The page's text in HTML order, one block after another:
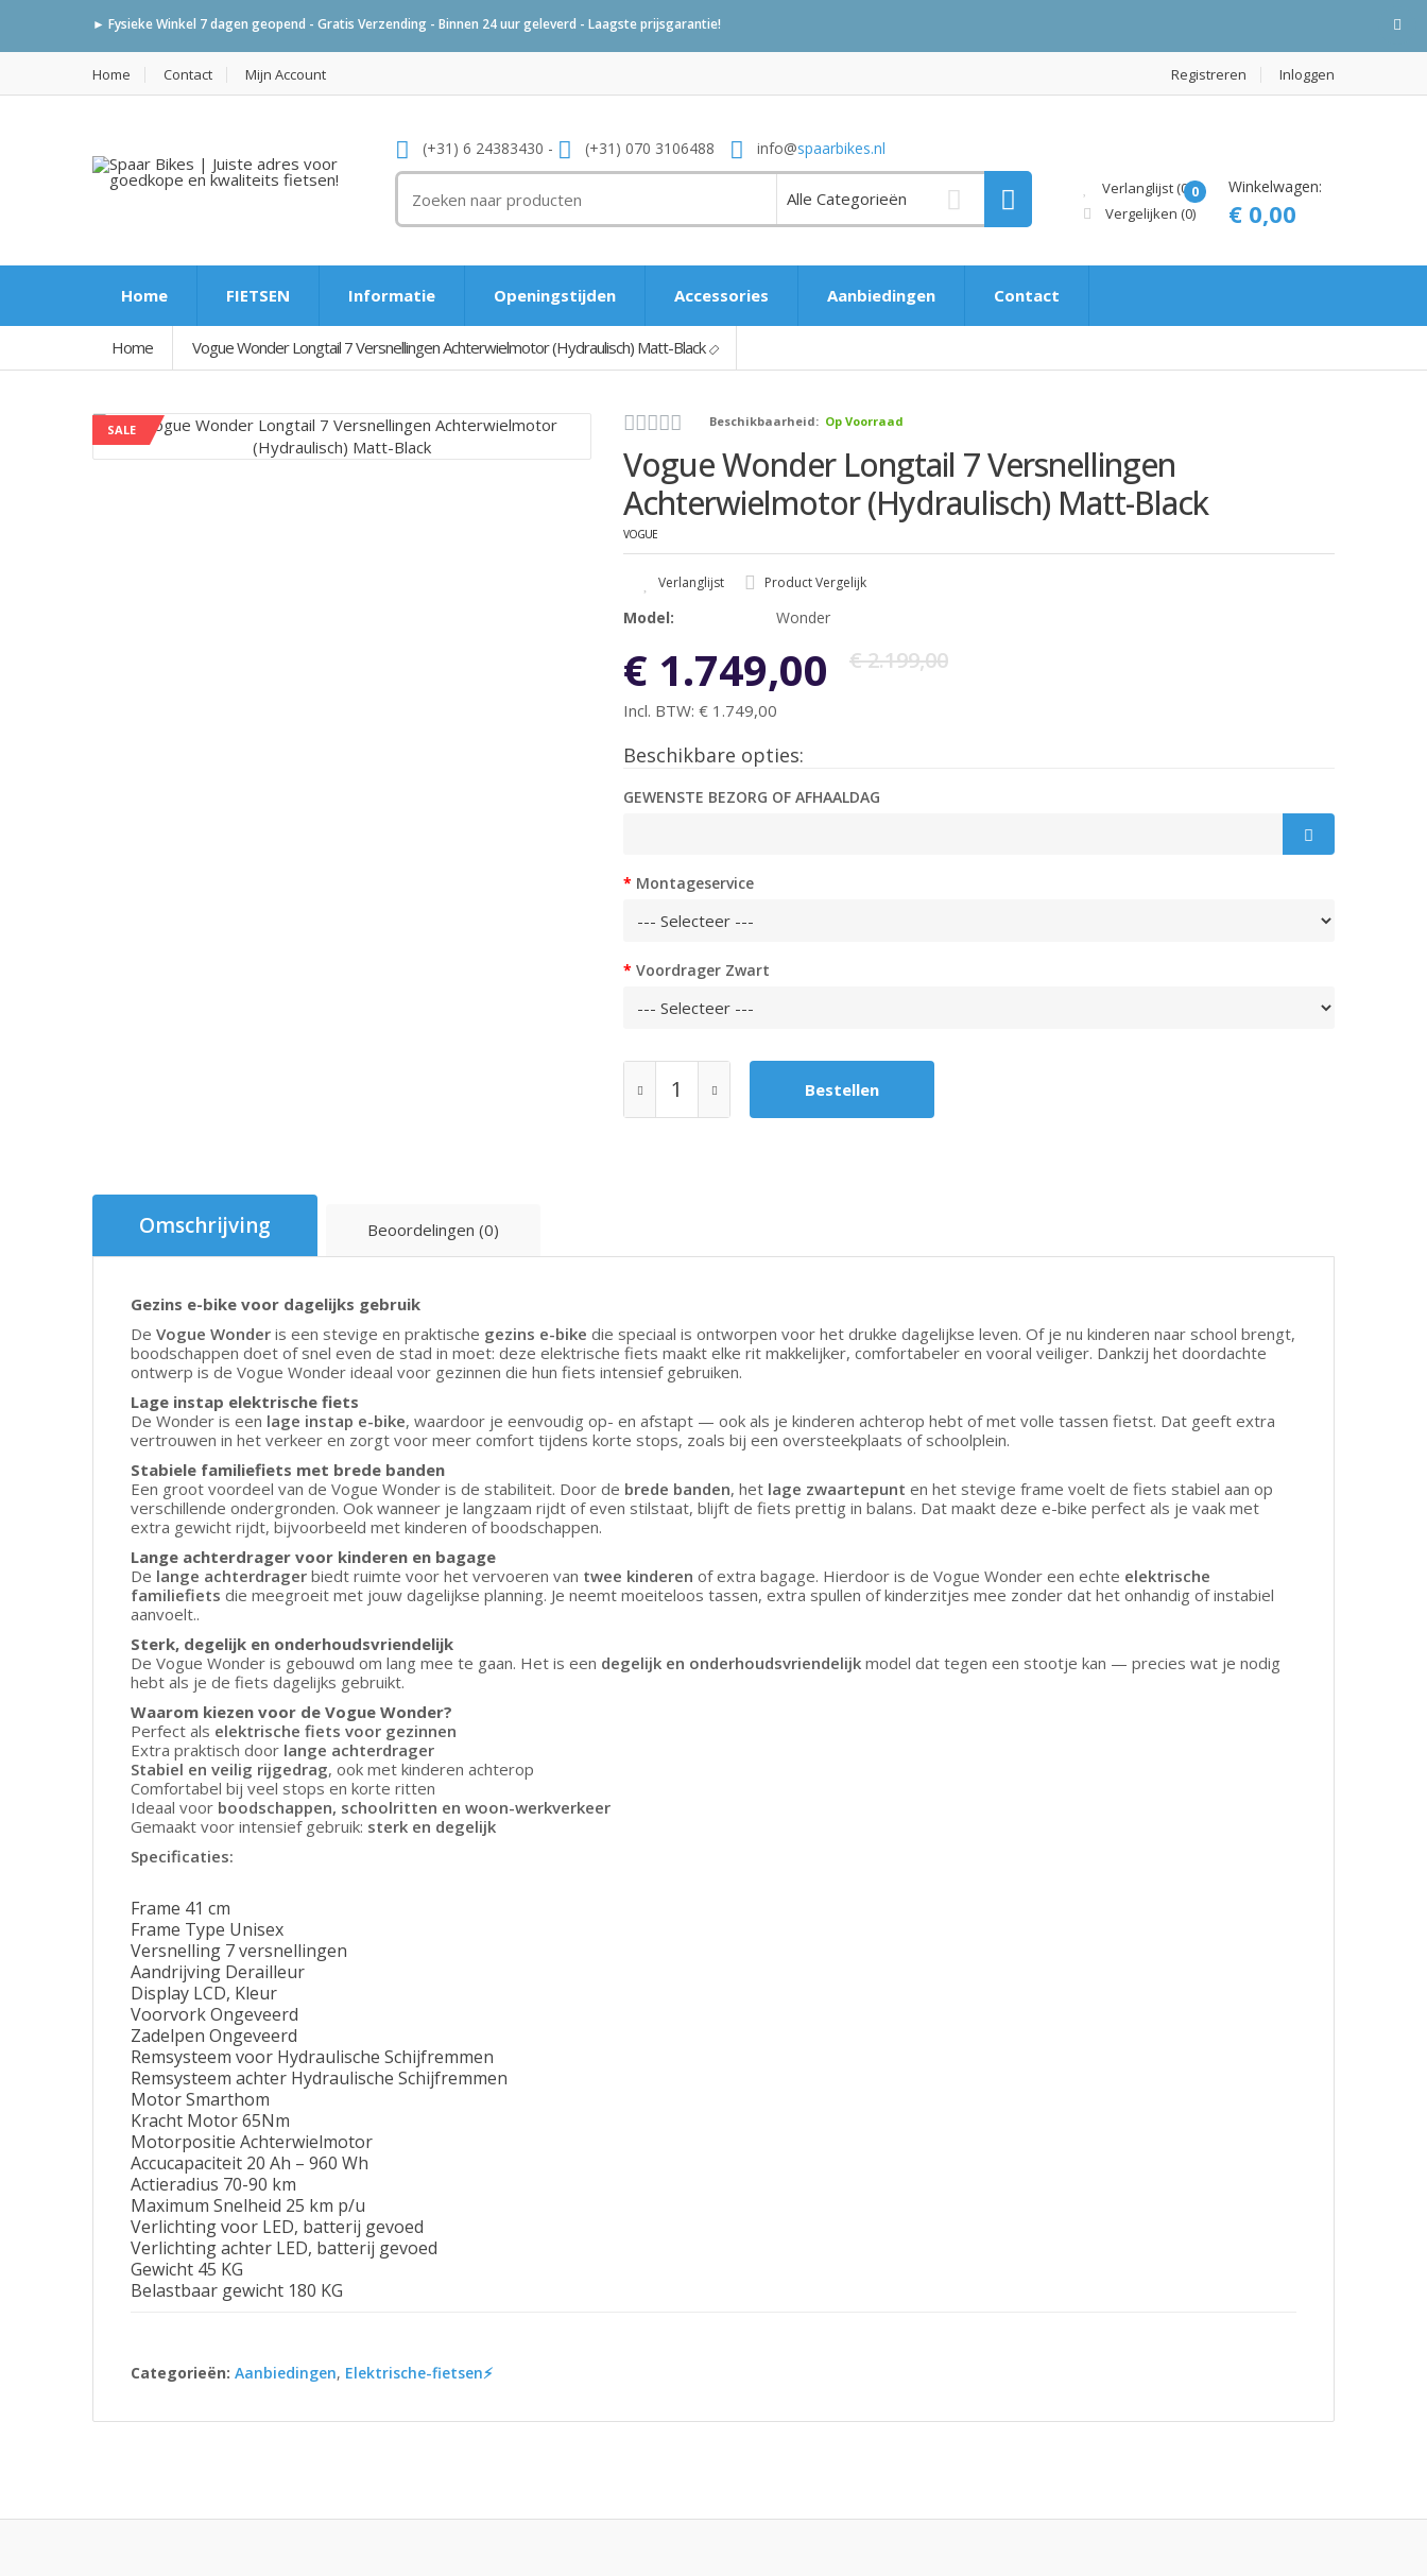
► Fysieke Winkel 7 dagen geopend - Gratis Verzending - Binnen 24 uur geleverd - Laagste prijsgarantie!
Home Contact Mijn Account Registreren Inloggen
(+31) 6 24383430 - (+31) 070 3106488 info@spaarbikes.nl
Verlanglijst (0)
Vergelijken (0)
0 Winkelwagen:
€ 0,00
Home FIETSEN Informatie Openingstijden Accessories Aanbiedingen Contact
Home Vogue Wonder Longtail 7 Versnellingen Achterwielmotor (Hydraulisch) Matt-Black
SALE
Beschikbaarheid: Op Voorraad
Vogue Wonder Longtail 7 Versnellingen
Achterwielmotor (Hydraulisch) Matt-Black
VOGUE
Verlanglijst Product Vergelijk
Model: Wonder
€ 1.749,00 € 2.199,00
Incl. BTW: € 1.749,00
Beschikbare opties:
GEWENSTE BEZORG OF AFHAALDAG
Montageservice
Voordrager Zwart
Omschrijving Beoordelingen (0)
Gezins e-bike voor dagelijks gebruik
De Vogue Wonder is een stevige en praktische gezins e-bike die speciaal is ontworpen voor het drukke dagelijkse leven. Of je nu kinderen naar school brengt,
boodschappen doet of snel even de stad in moet: deze elektrische fiets maakt elke rit makkelijker, comfortabeler en vooral veiliger. Dankzij het doordachte
ontwerp is de Vogue Wonder ideaal voor gezinnen die hun fiets intensief gebruiken.
Lage instap elektrische fiets
De Wonder is een lage instap e-bike, waardoor je eenvoudig op- en afstapt — ook als je kinderen achterop hebt of met volle tassen fietst. Dat geeft extra
vertrouwen in het verkeer en zorgt voor meer comfort tijdens korte stops, zoals bij een oversteekplaats of schoolplein.
Stabiele familiefiets met brede banden
Een groot voordeel van de Vogue Wonder is de stabiliteit. Door de brede banden, het lage zwaartepunt en het stevige frame voelt de fiets stabiel aan op
verschillende ondergronden. Ook wanneer je langzaam rijdt of even stilstaat, blijft de fiets prettig in balans. Dat maakt deze e-bike perfect als je vaak met
extra gewicht rijdt, bijvoorbeeld met kinderen of boodschappen.
Lange achterdrager voor kinderen en bagage
De lange achterdrager biedt ruimte voor het vervoeren van twee kinderen of extra bagage. Hierdoor is de Vogue Wonder een echte elektrische
familiefiets die meegroeit met jouw dagelijkse planning. Je neemt moeiteloos tassen, extra spullen of kinderzitjes mee zonder dat het onhandig of instabiel
aanvoelt..
Sterk, degelijk en onderhoudsvriendelijk
De Vogue Wonder is gebouwd om lang mee te gaan. Het is een degelijk en onderhoudsvriendelijk model dat tegen een stootje kan — precies wat je nodig
hebt als je de fiets dagelijks gebruikt.
Waarom kiezen voor de Vogue Wonder?
Perfect als elektrische fiets voor gezinnen
Extra praktisch door lange achterdrager
Stabiel en veilig rijgedrag, ook met kinderen achterop
Comfortabel bij veel stops en korte ritten
Ideaal voor boodschappen, schoolritten en woon-werkverkeer
Gemaakt voor intensief gebruik: sterk en degelijk
Specificaties:
Frame 41 cm
Frame Type Unisex
Versnelling 7 versnellingen
Aandrijving Derailleur
Display LCD, Kleur
Voorvork Ongeveerd
Zadelpen Ongeveerd
Remsysteem voor Hydraulische Schijfremmen
Remsysteem achter Hydraulische Schijfremmen
Motor Smarthom
Kracht Motor 65Nm
Motorpositie Achterwielmotor
Accucapaciteit 20 Ah – 960 Wh
Actieradius 70-90 km
Maximum Snelheid 25 km p/u
Verlichting voor LED, batterij gevoed
Verlichting achter LED, batterij gevoed
Gewicht 45 KG
Belastbaar gewicht 180 KG
Categorieën: Aanbiedingen, Elektrische-fietsen⚡